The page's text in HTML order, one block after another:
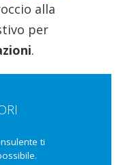
alla
per
.
ti